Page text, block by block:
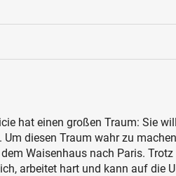
hat einen großen Traum: Sie
Um diesen Traum wahr zu
Waisenhaus nach Paris.
arbeitet hart und kann auf die